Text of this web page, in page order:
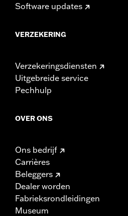
Software updates
VERZEKERING
Verzekeringsdiensten
Uitgebreide service
Pechhulp
OVER ONS
Ons bedrijf
Carrières
Beleggers
Dealer worden
Fabrieksrondleidingen
Museum